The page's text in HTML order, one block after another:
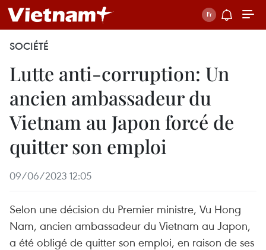
SOCIÉTÉ
Lutte anti-corruption: Un
ancien ambassadeur du
Vietnam au Japon forcé de
quitter son emploi
09/06/2023 12:05
Selon une décision du Premier ministre, Vu Hong
Nam, ancien ambassadeur du Vietnam au Japon,
a été obligé de quitter son emploi, en raison de ses